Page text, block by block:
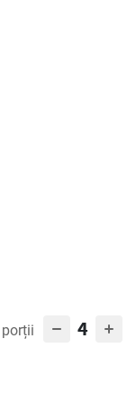
porții 4